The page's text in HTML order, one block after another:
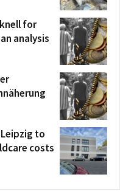
for
analysis
to
costs